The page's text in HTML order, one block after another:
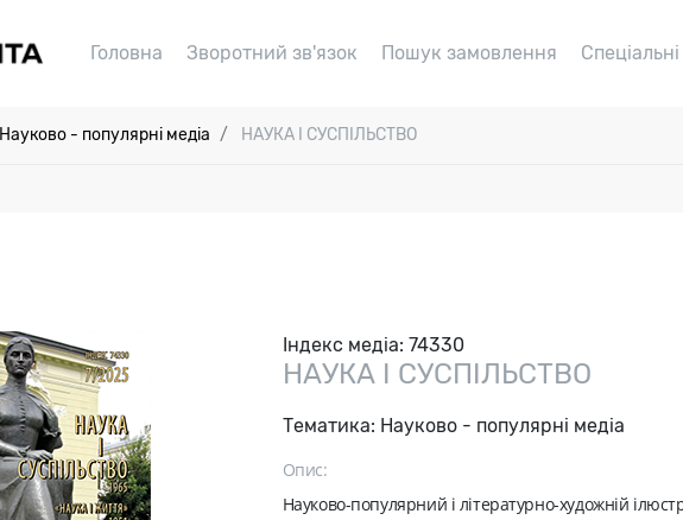
Головна Зворотний зв'язок Пошук замовлення
Науково - популярні медіа НАУКА І СУСПІЛЬСТВО
Індекс медіа: 74330
НАУКА І СУСПІЛЬСТВО
Тематика: Науково - популярні медіа
Опис:
Науково-популярний і літературно-художній